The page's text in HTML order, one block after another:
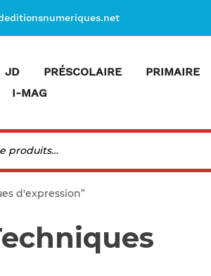
JD PRÉSCOLAIRE PRIMAIRE
I-MAG
d'expression”